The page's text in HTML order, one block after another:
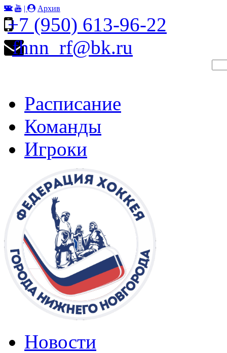
| Архив
+7 (950) 613-96-22
fhnn_rf@bk.ru
Расписание
Команды
Игроки
Новости